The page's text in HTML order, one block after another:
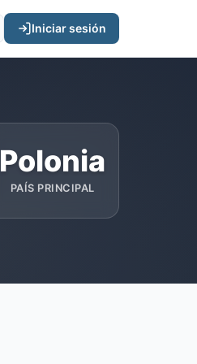
Iniciar sesión
Polonia
PAÍS PRINCIPAL